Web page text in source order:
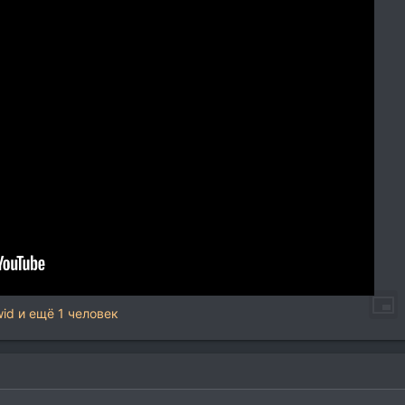
и ещё 1 человек